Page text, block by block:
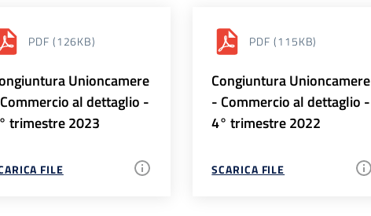
PDF (126KB)
Unioncamere
al dettaglio -
trimestre 2023
FILE
PDF (115KB)
Congiuntura Unioncamere
- Commercio al dettaglio -
4° trimestre 2022
SCARICA FILE